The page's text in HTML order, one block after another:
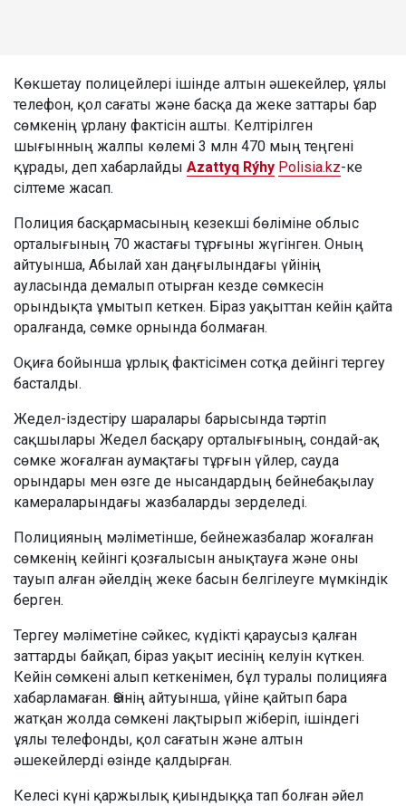
Көкшетау полицейлері ішінде алтын әшекейлер, ұялы
телефон, қол сағаты және басқа да жеке заттары бар
сөмкенің ұрлану фактісін ашты. Келтірілген
шығынның жалпы көлемі 3 млн 470 мың теңгені
құрады, деп хабарлайды Azattyq Rýhy Polisia.kz-ке
сілтеме жасап.
Полиция басқармасының кезекші бөліміне облыс
орталығының 70 жастағы тұрғыны жүгінген. Оның
айтуынша, Абылай хан даңғылындағы үйінің
ауласында демалып отырған кезде сөмкесін
орындықта ұмытып кеткен. Біраз уақыттан кейін қайта
оралғанда, сөмке орнында болмаған.
Оқиға бойынша ұрлық фактісімен сотқа дейінгі тергеу
басталды.
Жедел-іздестіру шаралары барысында тәртіп
сақшылары Жедел басқару орталығының, сондай-ақ
сөмке жоғалған аумақтағы тұрғын үйлер, сауда
орындары мен өзге де нысандардың бейнебақылау
камераларындағы жазбаларды зерделеді.
Полицияның мәліметінше, бейнежазбалар жоғалған
сөмкенің кейінгі қозғалысын анықтауға және оны
тауып алған әйелдің жеке басын белгілеуге мүмкіндік
берген.
Тергеу мәліметіне сәйкес, күдікті қараусыз қалған
заттарды байқап, біраз уақыт иесінің келуін күткен.
Кейін сөмкені алып кеткенімен, бұл туралы полицияға
хабарламаған. Өзінің айтуынша, үйіне қайтып бара
жатқан жолда сөмкені лақтырып жіберіп, ішіндегі
ұялы телефонды, қол сағатын және алтын
әшекейлерді өзінде қалдырған.
Келесі күні қаржылық қиындыққа тап болған әйел